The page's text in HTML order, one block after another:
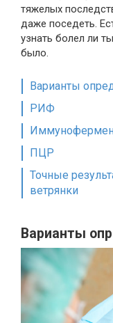
тяжелых
даже поседеть.
узнать болел ли
было.
Варианты
РИФ
ПЦР
Точные
ветрянки
Варианты